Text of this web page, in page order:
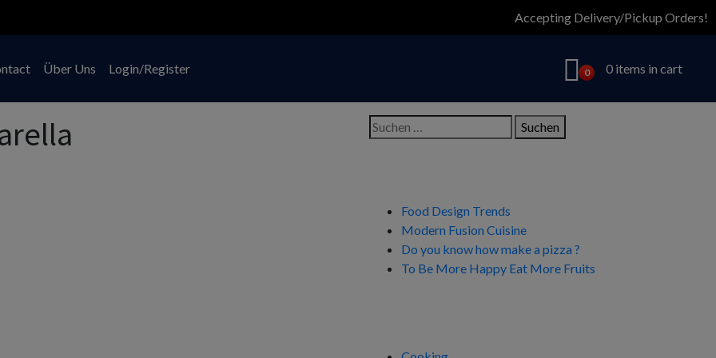
Accepting Delivery/Pickup Orders!
Über Uns Login/Register 0 0 items in cart
Suchen
nach:
Food Design Trends
Modern Fusion Cuisine
Do you know how make a pizza ?
To Be More Happy Eat More Fruits